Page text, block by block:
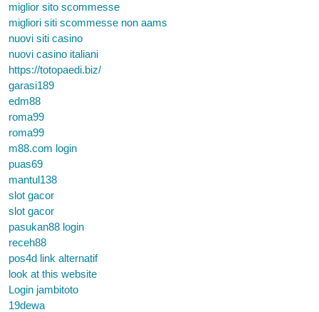
miglior sito scommesse
migliori siti scommesse non aams
nuovi siti casino
nuovi casino italiani
https://totopaedi.biz/
garasi189
edm88
roma99
roma99
m88.com login
puas69
mantul138
slot gacor
slot gacor
pasukan88 login
receh88
pos4d link alternatif
look at this website
Login jambitoto
19dewa